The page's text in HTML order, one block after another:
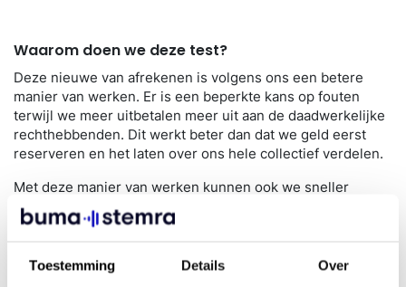
Toestemming Details Over
Waarom doen we deze test?
Deze nieuwe van afrekenen is volgens ons een betere
manier van werken. Er is een beperkte kans op fouten
terwijl we meer uitbetalen meer uit aan de daadwerkelijke
rechthebbenden. Dit werkt beter dan dat we geld eerst
reserveren en het laten over ons hele collectief verdelen.
Met deze manier van werken kunnen ook we sneller
uitbetalen. En de kans op verkeerde betalingen is klein:
deze werken na controle geen verdere bewerking van
de vastgestelde copyrightverdeling nodig heeft. De